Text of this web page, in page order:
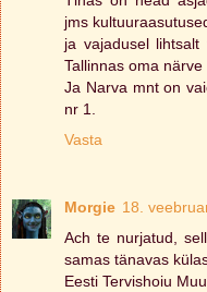
jms
ja vajadusel
Tallinnas oma
Ja Narva mnt on
nr 1.
Vasta
Morgie 18.
Ach te nurjatud,
samas tänavas
Eesti Tervishoiu